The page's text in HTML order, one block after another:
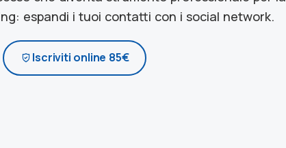
espandi i tuoi contatti con i social network.
Iscriviti online 85€